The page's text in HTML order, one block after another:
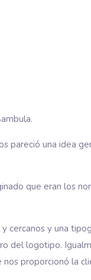
pareció una idea
que eran los
cercanos y una
del logotipo.
proporcionó la